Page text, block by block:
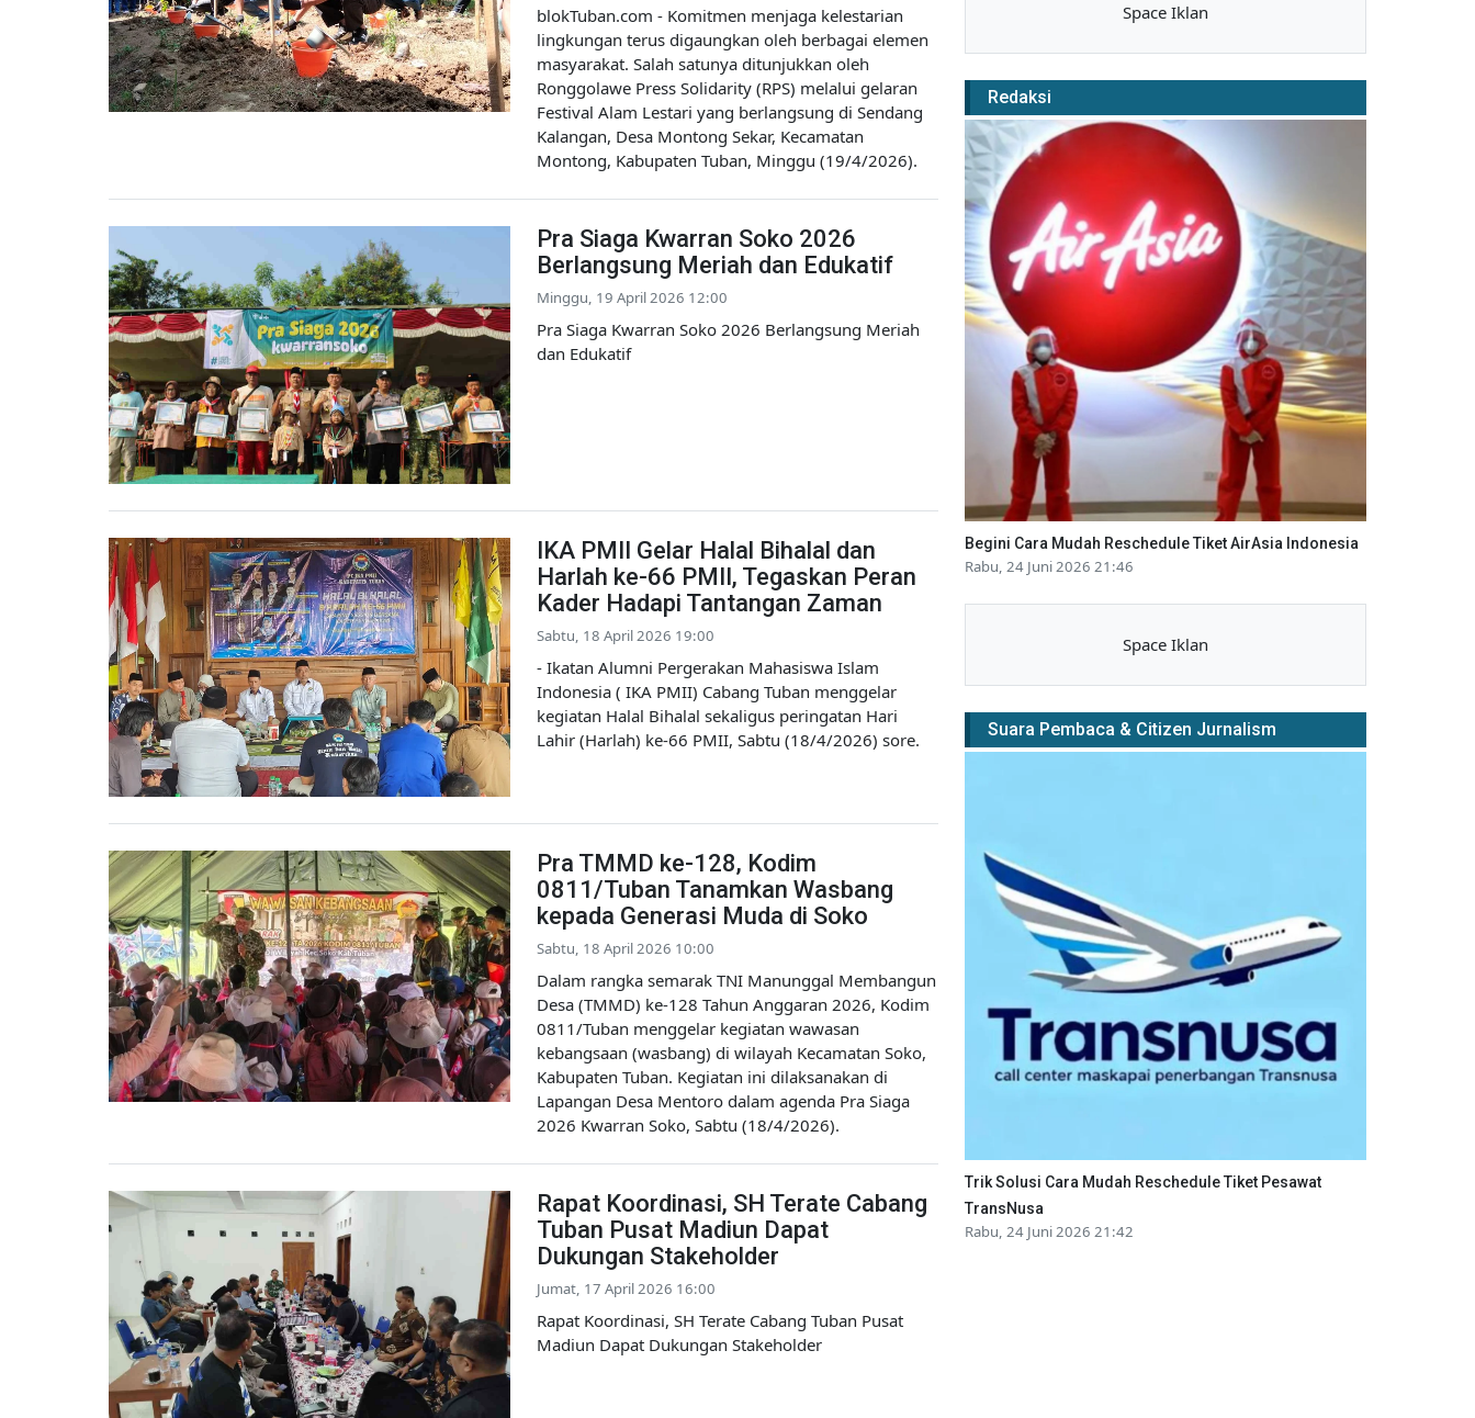
blokTuban.com - Komitmen menjaga kelestarian
lingkungan terus digaungkan oleh berbagai elemen
masyarakat. Salah satunya ditunjukkan oleh
Ronggolawe Press Solidarity (RPS) melalui gelaran
Festival Alam Lestari yang berlangsung di Sendang
Kalangan, Desa Montong Sekar, Kecamatan
Montong, Kabupaten Tuban, Minggu (19/4/2026).
Pra Siaga Kwarran Soko 2026
Berlangsung Meriah dan Edukatif
Minggu, 19 April 2026 12:00
Pra Siaga Kwarran Soko 2026 Berlangsung Meriah
dan Edukatif
IKA PMII Gelar Halal Bihalal dan
Harlah ke-66 PMII, Tegaskan Peran
Kader Hadapi Tantangan Zaman
Sabtu, 18 April 2026 19:00
- Ikatan Alumni Pergerakan Mahasiswa Islam
Indonesia ( IKA PMII) Cabang Tuban menggelar
kegiatan Halal Bihalal sekaligus peringatan Hari
Lahir (Harlah) ke-66 PMII, Sabtu (18/4/2026) sore.
Pra TMMD ke-128, Kodim
0811/Tuban Tanamkan Wasbang
kepada Generasi Muda di Soko
Sabtu, 18 April 2026 10:00
Dalam rangka semarak TNI Manunggal Membangun
Desa (TMMD) ke-128 Tahun Anggaran 2026, Kodim
0811/Tuban menggelar kegiatan wawasan
kebangsaan (wasbang) di wilayah Kecamatan Soko,
Kabupaten Tuban. Kegiatan ini dilaksanakan di
Lapangan Desa Mentoro dalam agenda Pra Siaga
2026 Kwarran Soko, Sabtu (18/4/2026).
Rapat Koordinasi, SH Terate Cabang
Tuban Pusat Madiun Dapat
Dukungan Stakeholder
Jumat, 17 April 2026 16:00
Rapat Koordinasi, SH Terate Cabang Tuban Pusat
Madiun Dapat Dukungan Stakeholder
Space Iklan
Redaksi
Begini Cara Mudah Reschedule Tiket AirAsia Indonesia
Rabu, 24 Juni 2026 21:46
Space Iklan
Suara Pembaca & Citizen Jurnalism
Trik Solusi Cara Mudah Reschedule Tiket Pesawat
TransNusa
Rabu, 24 Juni 2026 21:42